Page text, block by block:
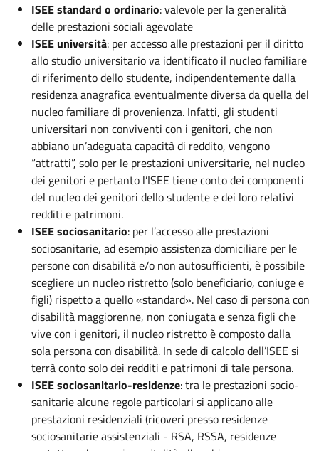
ISEE standard o ordinario: valevole per la generalità
delle prestazioni sociali agevolate
ISEE università: per accesso alle prestazioni per il diritto
allo studio universitario va identificato il nucleo familiare
di riferimento dello studente, indipendentemente dalla
residenza anagrafica eventualmente diversa da quella del
nucleo familiare di provenienza. Infatti, gli studenti
universitari non conviventi con i genitori, che non
abbiano un’adeguata capacità di reddito, vengono
“attratti”, solo per le prestazioni universitarie, nel nucleo
dei genitori e pertanto l’ISEE tiene conto dei componenti
del nucleo dei genitori dello studente e dei loro relativi
redditi e patrimoni.
ISEE sociosanitario: per l’accesso alle prestazioni
sociosanitarie, ad esempio assistenza domiciliare per le
persone con disabilità e/o non autosufficienti, è possibile
scegliere un nucleo ristretto (solo beneficiario, coniuge e
figli) rispetto a quello «standard». Nel caso di persona con
disabilità maggiorenne, non coniugata e senza figli che
vive con i genitori, il nucleo ristretto è composto dalla
sola persona con disabilità. In sede di calcolo dell’ISEE si
terrà conto solo dei redditi e patrimoni di tale persona.
ISEE sociosanitario-residenze: tra le prestazioni socio-
sanitarie alcune regole particolari si applicano alle
prestazioni residenziali (ricoveri presso residenze
sociosanitarie assistenziali - RSA, RSSA, residenze